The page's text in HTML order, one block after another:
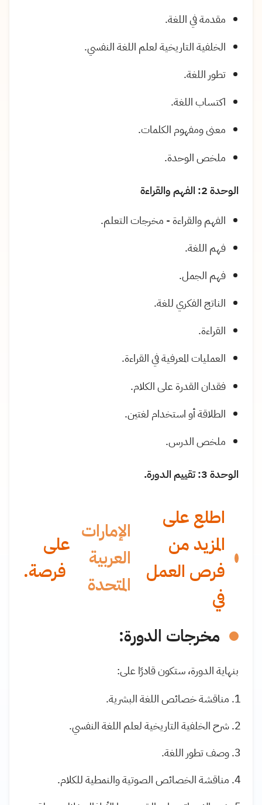
مقدمة في اللغة.
الخلفية التاريخية لعلم اللغة النفسي.
تطور اللغة.
اكتساب اللغة.
معنى ومفهوم الكلمات.
ملخص الوحدة.
الوحدة 2: الفهم والقراءة
الفهم والقراءة - مخرجات التعلم.
فهم اللغة.
فهم الجمل.
الناتج الفكري للغة.
القراءة.
العمليات المعرفية في القراءة.
فقدان القدرة على الكلام.
الطلاقة أو استخدام لغتين.
ملخص الدرس.
الوحدة 3: تقييم الدورة.
اطلع على
المزيد من
فرص العمل
في
الإمارات
العربية
المتحدة
على
فرصة.
مخرجات الدورة:
بنهاية الدورة، ستكون قادرًا على:
مناقشة خصائص اللغة البشرية.
شرح الخلفية التاريخية لعلم اللغة النفسي.
وصف تطور اللغة.
مناقشة الخصائص الصوتية والنمطية للكلام.